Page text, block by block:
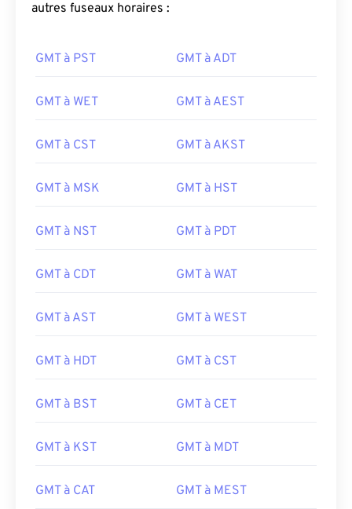
autres fuseaux horaires :
GMT à PST GMT à ADT
GMT à WET GMT à AEST
GMT à CST GMT à AKST
GMT à MSK GMT à HST
GMT à NST GMT à PDT
GMT à CDT GMT à WAT
GMT à AST GMT à WEST
GMT à HDT GMT à CST
GMT à BST GMT à CET
GMT à KST GMT à MDT
GMT à CAT GMT à MEST